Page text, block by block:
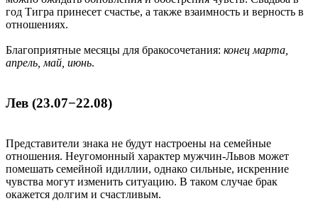
год Тигра принесет счастье, а также взаимность и верность в
отношениях.
Благоприятные месяцы для бракосочетания: конец марта,
апрель, май, июнь.
Лев (23.07−22.08)
Представители знака не будут настроены на семейные
отношения. Неугомонный характер мужчин-Львов может
помешать семейной идиллии, однако сильные, искренние
чувства могут изменить ситуацию. В таком случае брак
окажется долгим и счастливым.